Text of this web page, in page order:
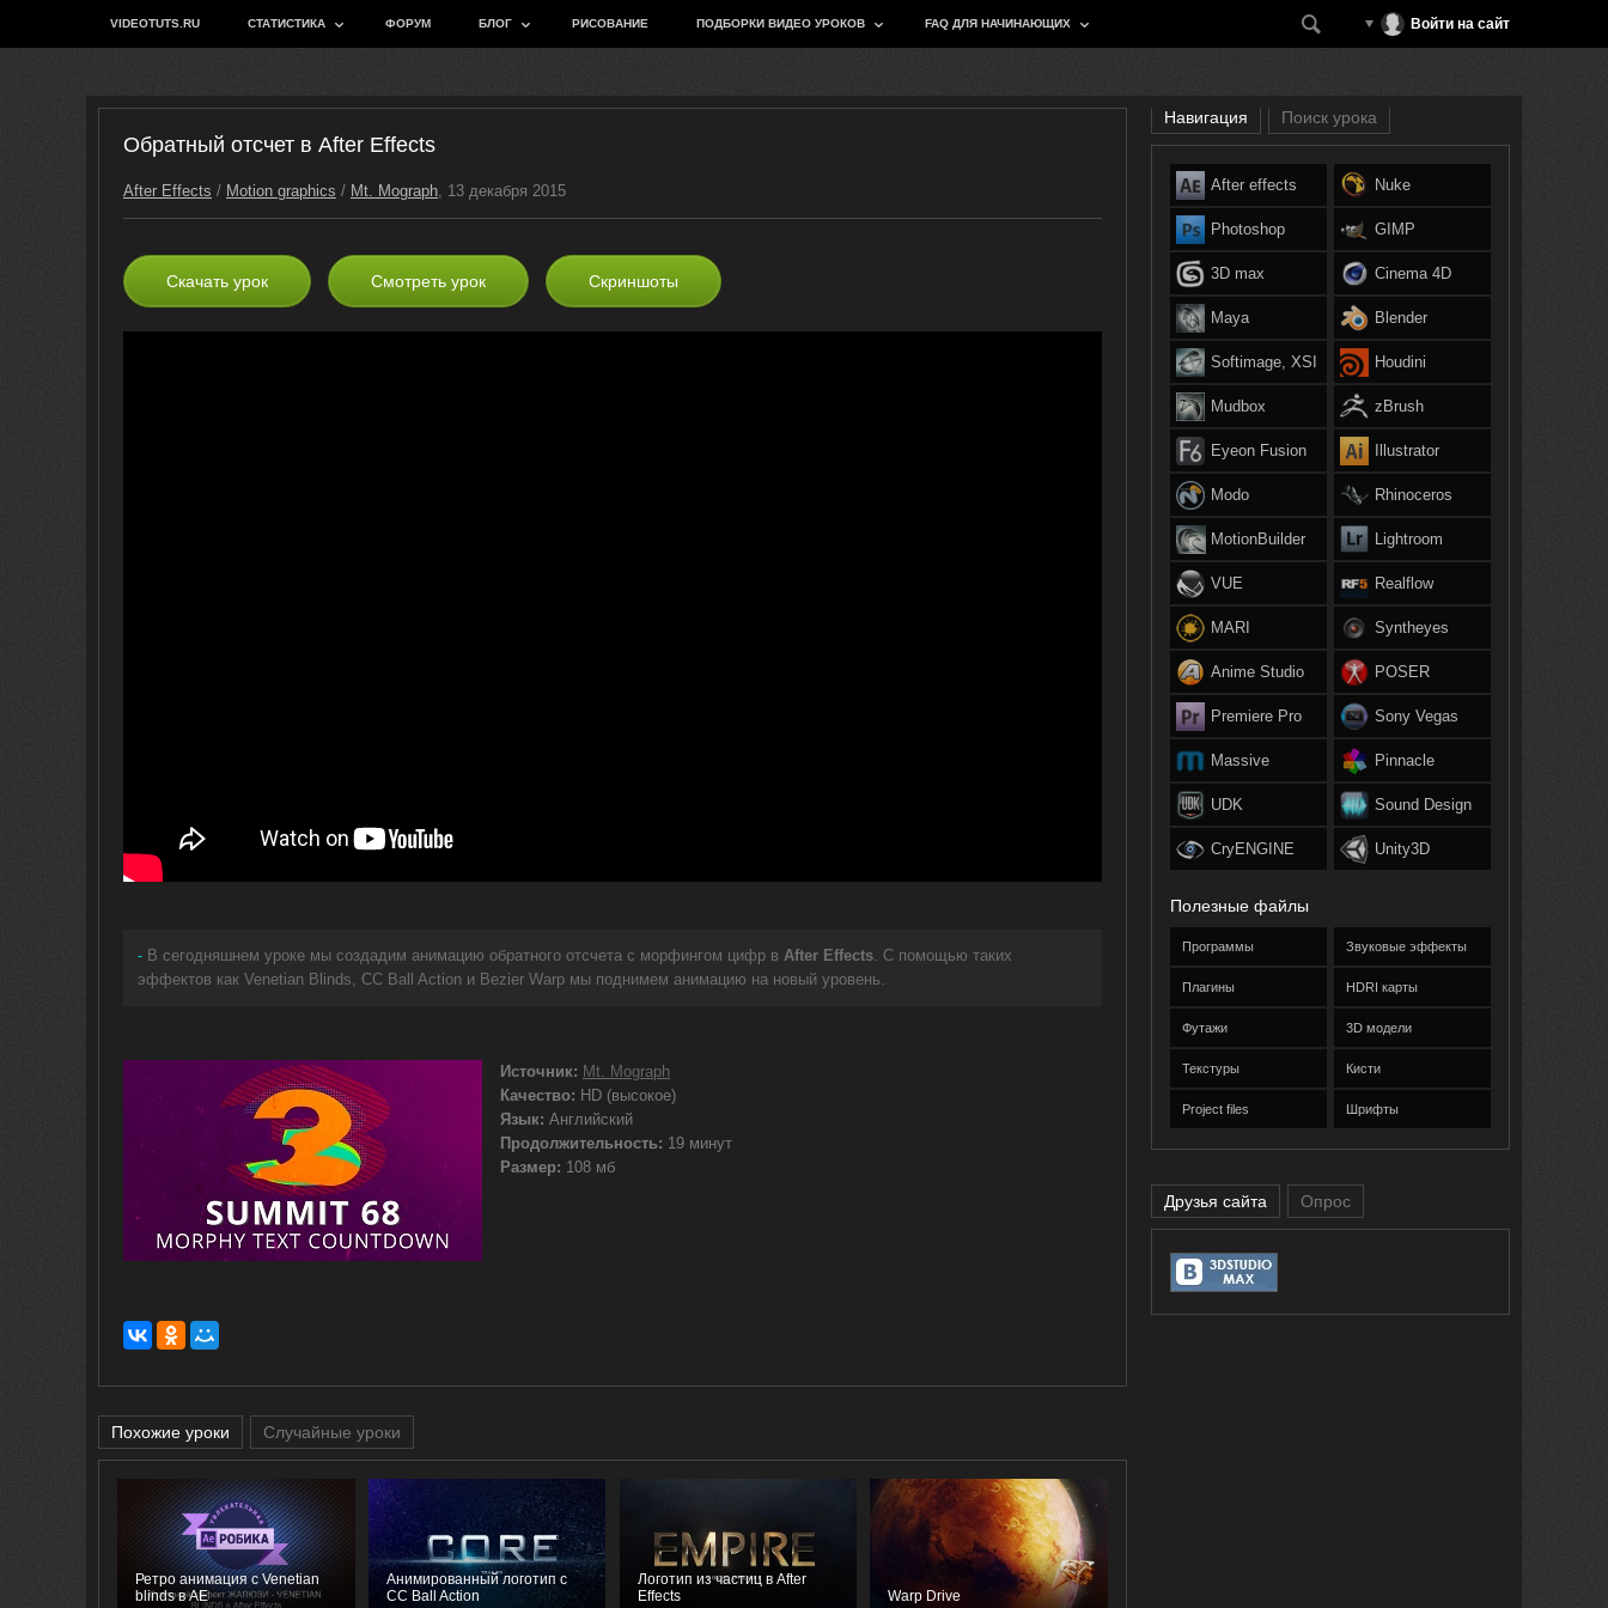
VIDEOTUTS.RU СТАТИСТИКА ФОРУМ БЛОГ РИСОВАНИЕ ПОДБОРКИ ВИДЕО УРОКОВ FAQ ДЛЯ НАЧИНАЮЩИХ Войти на сайт
Обратный отсчет в After Effects
After Effects / Motion graphics / Mt. Mograph, 13 декабря 2015
Скачать урок Смотреть урок Скриншоты
- В сегодняшнем уроке мы создадим анимацию обратного отсчета с морфингом цифр в After Effects. С помощью таких
эффектов как Venetian Blinds, CC Ball Action и Bezier Warp мы поднимем анимацию на новый уровень.
Источник: Mt. Mograph
Качество: HD (высокое)
Язык: Английский
Продолжительность: 19 минут
Размер: 108 мб
Похожие уроки Случайные уроки
Ретро анимация с Venetian
blinds в AE
Анимированный логотип с
CC Ball Action
Логотип из частиц в After
Effects
Warp Drive
Навигация Поиск урока
After effects
Photoshop
3D max
Maya
Softimage, XSI
Mudbox
Eyeon Fusion
Modo
MotionBuilder
VUE
MARI
Anime Studio
Premiere Pro
Massive
UDK
CryENGINE
Nuke
GIMP
Cinema 4D
Blender
Houdini
zBrush
Illustrator
Rhinoceros
Lightroom
Realflow
Syntheyes
POSER
Sony Vegas
Pinnacle
Sound Design
Unity3D
Полезные файлы
Программы
Плагины
Футажи
Текстуры
Project files
Звуковые эффекты
HDRI карты
3D модели
Кисти
Шрифты
Друзья сайта Опрос